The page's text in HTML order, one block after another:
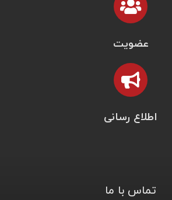
عضویت
اطلاع رسانی
تماس با ما